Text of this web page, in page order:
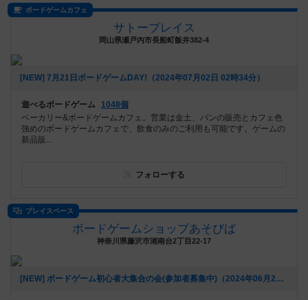
ボードゲームカフェ
サトープレイス
岡山県瀬戸内市長船町飯井382-4
[NEW] 7月21日ボードゲームDAY!（2024年07月02日 02時34分）
遊べるボードゲーム
1048個
ベーカリー&ボードゲームカフェ。営業は金土、パンの販売とカフェ色
強めのボードゲームカフェで、飲食のみのご利用も可能です。ゲームの
新品販...
フォローする
プレイスペース
ボードゲームショップあそびば
神奈川県藤沢市湘南台2丁目22-17
[NEW] ボードゲーム初心者大集合の会(参加者募集中)（2024年06月21日 09時28分）